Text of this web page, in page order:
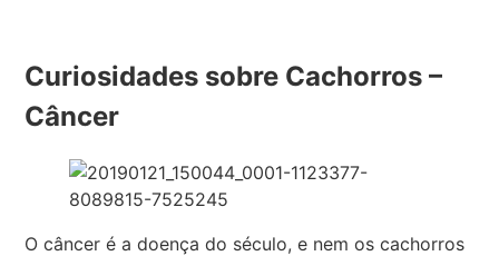
Curiosidades sobre Cachorros –
Câncer
O câncer é a doença do século, e nem os cachorros